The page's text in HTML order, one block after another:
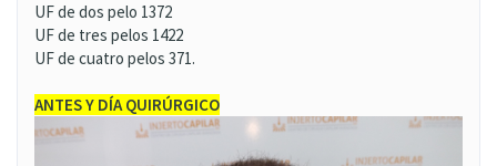
UF de dos pelo 1372
UF de tres pelos 1422
UF de cuatro pelos 371.
ANTES Y DÍA QUIRÚRGICO